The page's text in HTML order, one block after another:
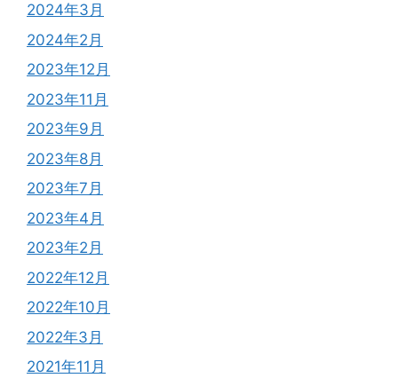
2024年3月
2024年2月
2023年12月
2023年11月
2023年9月
2023年8月
2023年7月
2023年4月
2023年2月
2022年12月
2022年10月
2022年3月
2021年11月